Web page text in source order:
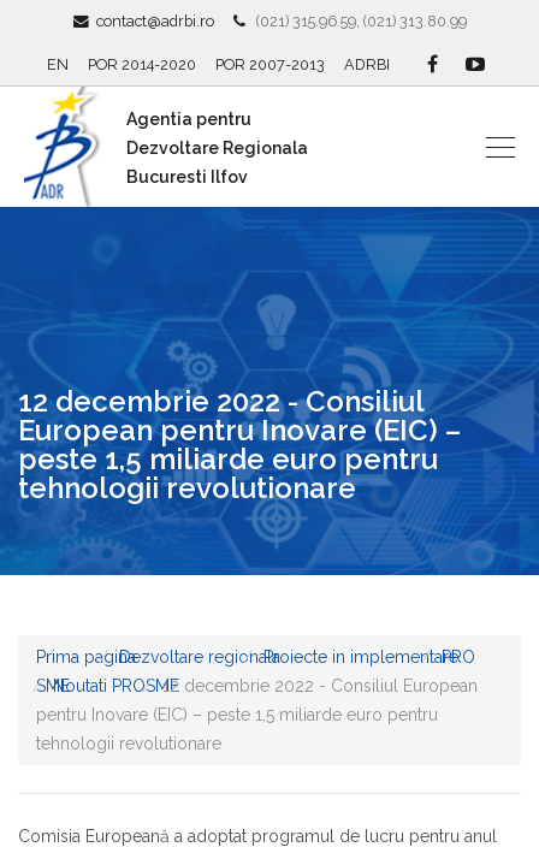
contact@adrbi.ro (021) 315.96.59, (021) 313.80.99
EN POR 2014-2020 POR 2007-2013 ADRBI
Agentia pentru
Dezvoltare Regionala
Bucuresti Ilfov
12 decembrie 2022 - Consiliul
European pentru Inovare (EIC) –
peste 1,5 miliarde euro pentru
tehnologii revolutionare
Prima paginaDezvoltare regionalaProiecte in implementarePRO
SMENoutati PROSME12 decembrie 2022 - Consiliul European
pentru Inovare (EIC) – peste 1,5 miliarde euro pentru
tehnologii revolutionare
Comisia Europeană a adoptat programul de lucru pentru anul